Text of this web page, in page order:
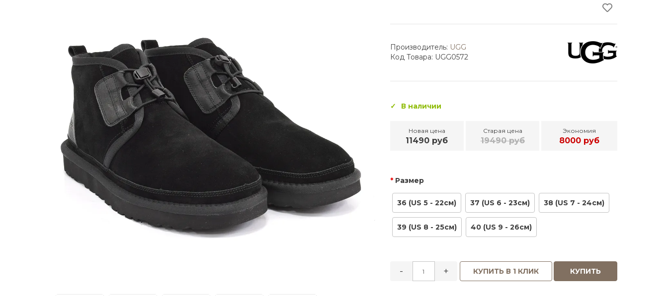
Производитель: UGG
Код Товара: UGG0572
В наличии
Новая цена
11490 руб
Старая цена
19490 руб
Экономия
8000 руб
Размер
36 (US 5 - 22см) 37 (US 6 - 23см) 38 (US 7 - 24см)
39 (US 8 - 25см) 40 (US 9 - 26см)
- + КУПИТЬ В 1 КЛИК КУПИТЬ